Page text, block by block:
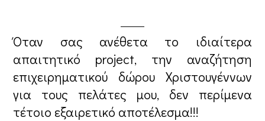
Όταν σας ανέθετα το ιδιαίτερα
απαιτητικό project, την αναζήτηση
επιχειρηματικού δώρου Χριστουγέννων
για τους πελάτες μου, δεν περίμενα
τέτοιο εξαιρετικό αποτέλεσμα!!!